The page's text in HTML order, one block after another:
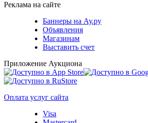
Реклама на сайте
Баннеры на Ау.ру
Объявления
Магазинам
Выставить счет
Приложение Аукциона
Оплата услуг сайта
Visa